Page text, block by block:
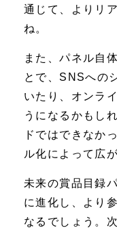
通じて、よりリ
ね。
また、パネル自
とで、SNSへの
いたり、オンラ
うになるかもし
ドではできなか
ル化によって広
未来の賞品目録
に進化し、より
なるでしょう。